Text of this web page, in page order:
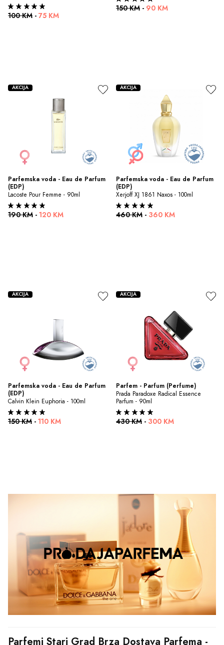
100 KM - 75 KM
150 KM - 90 KM
Parfemska voda - Eau de Parfum
(EDP)
Lacoste Pour Femme - 90ml
190 KM - 120 KM
AKCIJA
Parfemska voda - Eau de Parfum
(EDP)
Xerjoff XJ 1861 Naxos - 100ml
460 KM - 360 KM
AKCIJA
Parfemska voda - Eau de Parfum
(EDP)
Calvin Klein Euphoria - 100ml
150 KM - 110 KM
AKCIJA
Parfem - Parfum (Perfume)
Prada Paradoxe Radical Essence
Parfum - 90ml
430 KM - 300 KM
AKCIJA
Parfemi Stari Grad Brza Dostava Parfema -